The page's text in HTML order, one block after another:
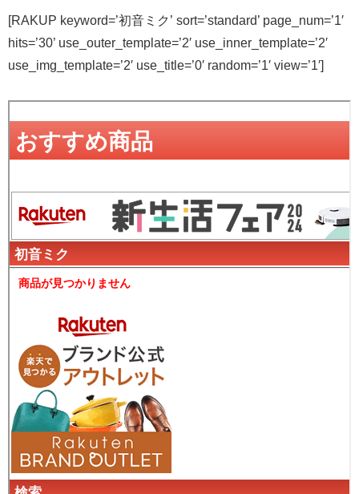
[RAKUP keyword=’初音ミク’ sort=’standard’ page_num=’1′
hits=’30’ use_outer_template=’2′ use_inner_template=’2′
use_img_template=’2′ use_title=’0′ random=’1′ view=’1′]